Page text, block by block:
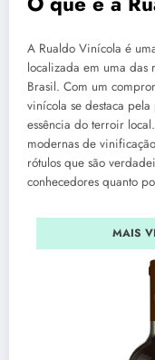
A Rualdo Vinícola é
localizada em uma
Brasil. Com um
vinícola se destaca
essência do terroir
modernas de
rótulos que são
conhecedores quanto
MAIS